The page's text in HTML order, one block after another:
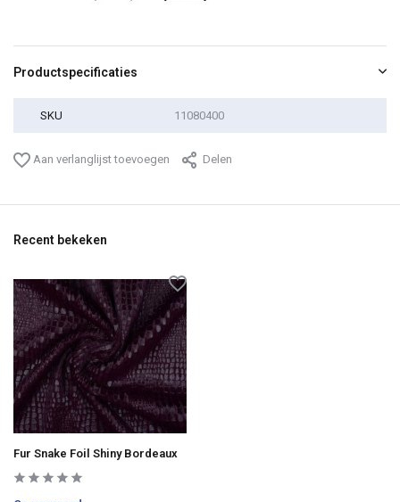
Productspecificaties
SKU 11080400
Aan verlanglijst toevoegen Delen
Recent bekeken
Fur Snake Foil Shiny Bordeaux